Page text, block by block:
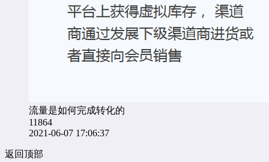
流量是如何完成转化的
11864
2021-06-07 17:06:37
返回顶部